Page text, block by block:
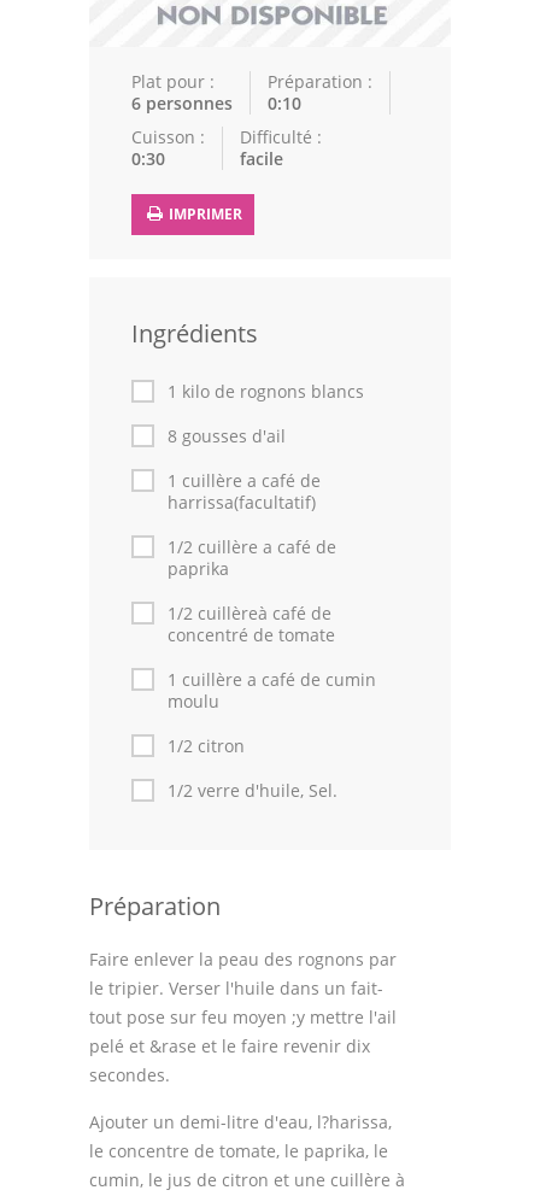
Recettes Marocaine
Tajines
Viandes
Poissons
Cuisines Orientales
Recettes marocaine
Cuisine Algérienne
Cuisine Juive
Cuisine Libanaise
Articles
Actualités
Astuces de cuisine
Forum
Thèmes
Plat pour :
6 personnes
Préparation :
0:10
Cuisson :
0:30
Difficulté :
facile
IMPRIMER
Ingrédients
1 kilo de rognons blancs
8 gousses d'ail
1 cuillère a café de
harrissa(facultatif)
1/2 cuillère a café de
paprika
1/2 cuillèreà café de
concentré de tomate
1 cuillère a café de cumin
moulu
1/2 citron
1/2 verre d'huile, Sel.
Préparation
Faire enlever la peau des rognons par
le tripier. Verser l'huile dans un fait-
tout pose sur feu moyen ;y mettre l'ail
pelé et &rase et le faire revenir dix
secondes.
Ajouter un demi-litre d'eau, l?harissa,
le concentre de tomate, le paprika, le
cumin, le jus de citron et une cuillère à